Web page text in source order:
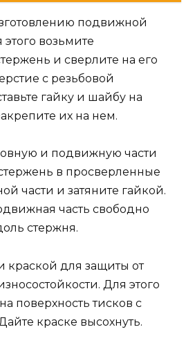
подвижной
этого возьмите
и сверлите на его
с резьбовой
гайку и шайбу на
их на нем.
и подвижную части
в просверленные
части и затяните гайкой.
часть свободно
стержня.
краской для защиты от
Для этого
поверхность тисков с
краске высохнуть.